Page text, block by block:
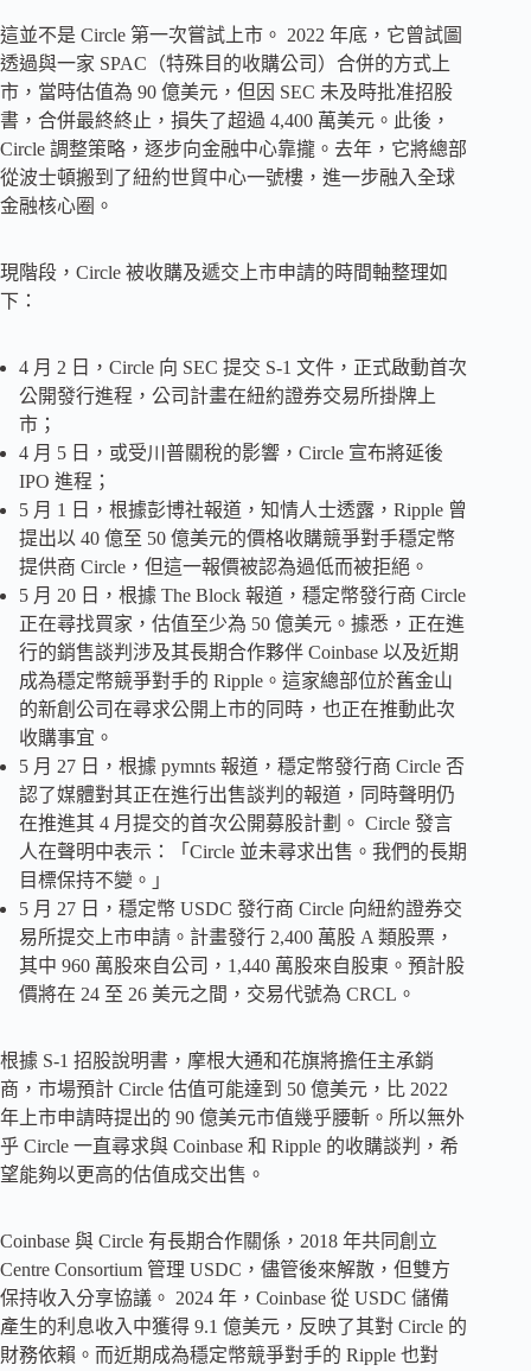
這並不是 Circle 第一次嘗試上市。 2022 年底，它曾試圖
透過與一家 SPAC（特殊目的收購公司）合併的方式上
市，當時估值為 90 億美元，但因 SEC 未及時批准招股
書，合併最終終止，損失了超過 4,400 萬美元。此後，
Circle 調整策略，逐步向金融中心靠攏。去年，它將總部
從波士頓搬到了紐約世貿中心一號樓，進一步融入全球
金融核心圈。
現階段，Circle 被收購及遞交上市申請的時間軸整理如
下：
4 月 2 日，Circle 向 SEC 提交 S-1 文件，正式啟動首次
公開發行進程，公司計畫在紐約證券交易所掛牌上
市；
4 月 5 日，或受川普關稅的影響，Circle 宣布將延後
IPO 進程；
5 月 1 日，根據彭博社報道，知情人士透露，Ripple 曾
提出以 40 億至 50 億美元的價格收購競爭對手穩定幣
提供商 Circle，但這一報價被認為過低而被拒絕。
5 月 20 日，根據 The Block 報道，穩定幣發行商 Circle
正在尋找買家，估值至少為 50 億美元。據悉，正在進
行的銷售談判涉及其長期合作夥伴 Coinbase 以及近期
成為穩定幣競爭對手的 Ripple。這家總部位於舊金山
的新創公司在尋求公開上市的同時，也正在推動此次
收購事宜。
5 月 27 日，根據 pymnts 報道，穩定幣發行商 Circle 否
認了媒體對其正在進行出售談判的報道，同時聲明仍
在推進其 4 月提交的首次公開募股計劃。 Circle 發言
人在聲明中表示：「Circle 並未尋求出售。我們的長期
目標保持不變。」
5 月 27 日，穩定幣 USDC 發行商 Circle 向紐約證券交
易所提交上市申請。計畫發行 2,400 萬股 A 類股票，
其中 960 萬股來自公司，1,440 萬股來自股東。預計股
價將在 24 至 26 美元之間，交易代號為 CRCL。
根據 S-1 招股說明書，摩根大通和花旗將擔任主承銷
商，市場預計 Circle 估值可能達到 50 億美元，比 2022
年上市申請時提出的 90 億美元市值幾乎腰斬。所以無外
乎 Circle 一直尋求與 Coinbase 和 Ripple 的收購談判，希
望能夠以更高的估值成交出售。
Coinbase 與 Circle 有長期合作關係，2018 年共同創立
Centre Consortium 管理 USDC，儘管後來解散，但雙方
保持收入分享協議。 2024 年，Coinbase 從 USDC 儲備
產生的利息收入中獲得 9.1 億美元，反映了其對 Circle 的
財務依賴。而近期成為穩定幣競爭對手的 Ripple 也對